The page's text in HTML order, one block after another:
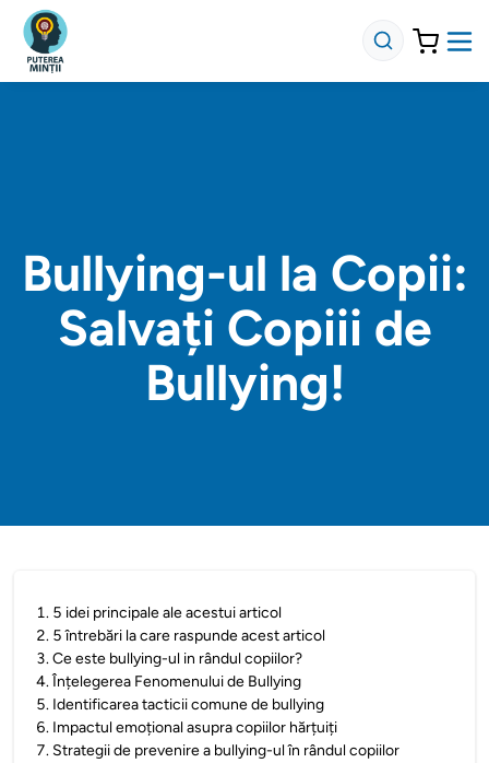
Bullying-ul la Copii:
Salvați Copiii de
Bullying!
1. 5 idei principale ale acestui articol
2. 5 întrebări la care raspunde acest articol
3.Ce este bullying-ul in rândul copiilor?
4.Înțelegerea Fenomenului de Bullying
5. Identificarea tacticii comune de bullying
6. Impactul emoțional asupra copiilor hărțuiți
7. Strategii de prevenire a bullying-ul în rândul copiilor